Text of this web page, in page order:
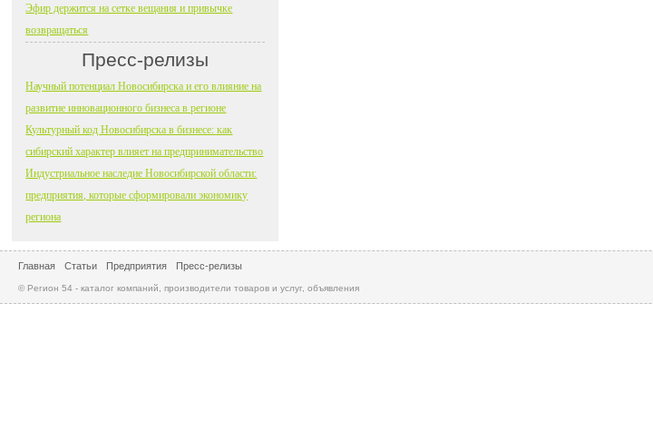
Эфир держится на сетке вещания и привычке
возвращаться
Пресс-релизы
Научный потенциал Новосибирска и его влияние на
развитие инновационного бизнеса в регионе
Культурный код Новосибирска в бизнесе: как
сибирский характер влияет на предпринимательство
Индустриальное наследие Новосибирской области:
предприятия, которые сформировали экономику
региона
Главная Статьи Предприятия Пресс-релизы
© Регион 54 - каталог компаний, производители товаров и услуг, объявления